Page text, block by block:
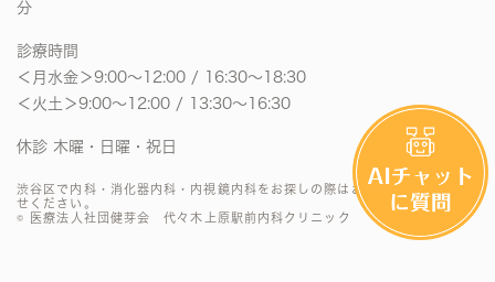
分
診療時間
＜月水金＞9:00〜12:00 / 16:30〜18:30
＜火土＞9:00〜12:00 / 13:30〜16:30
休診 木曜・日曜・祝日
渋谷区で内科・消化器内科・内視鏡内科をお探しの際はお気軽にお問い合わ
せください。
© 医療法人社団健芽会 代々木上原駅前内科クリニック